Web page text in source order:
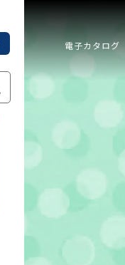
電子カタログ